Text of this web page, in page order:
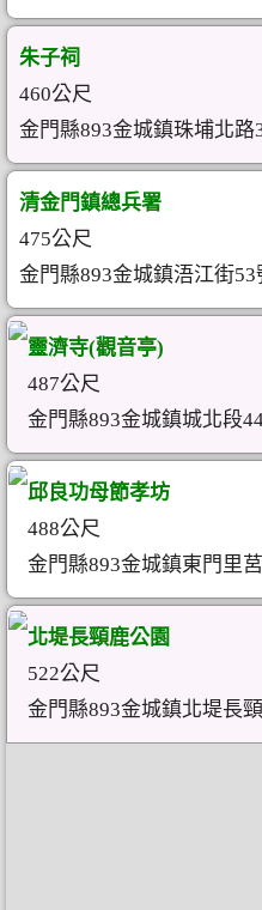
朱子祠
460公尺
金門縣893金城鎮珠埔北路
清金門鎮總兵署
475公尺
金門縣893金城鎮浯江街53
靈濟寺(觀音亭)
487公尺
金門縣893金城鎮城北段
邱良功母節孝坊
488公尺
金門縣893金城鎮東門里
北堤長頸鹿公園
522公尺
金門縣893金城鎮北堤長